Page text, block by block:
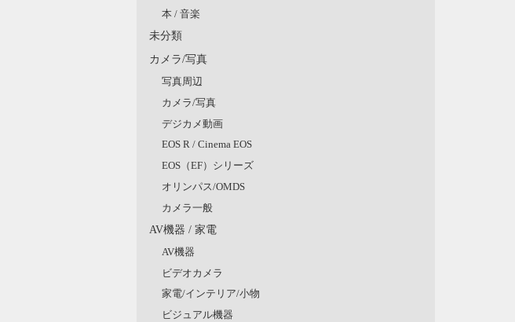
本 / 音楽
未分類
カメラ/写真
写真周辺
カメラ/写真
デジカメ動画
EOS R / Cinema EOS
EOS（EF）シリーズ
オリンパス/OMDS
カメラ一般
AV機器 / 家電
AV機器
ビデオカメラ
家電/インテリア/小物
ビジュアル機器